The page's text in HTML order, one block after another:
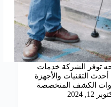
توفر الشركة خدمات
التقنيات والأجهزة
الكشف المتخصصة
12, 2024